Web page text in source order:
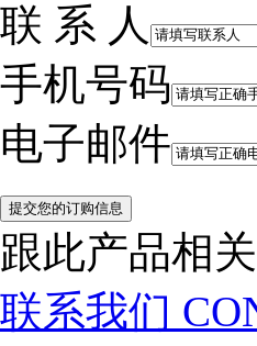
联 系 人
手机号码
电子邮件
跟此产品相
联系我们